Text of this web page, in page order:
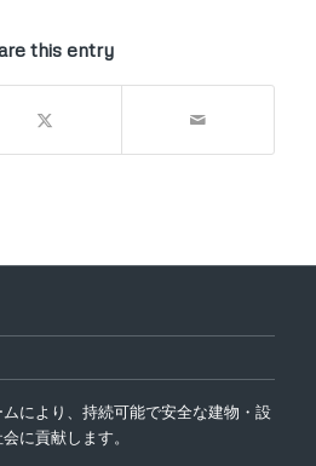
this entry
により、持続可能で安全な建物・設
に貢献します。